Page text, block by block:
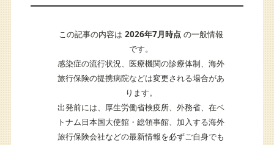
この記事の内容は2026年7月時点 の一般情報
です。
感染症の流行状況、医療機関の診療体制、海外
旅行保険の提携病院などは変更される場合があ
ります。
出発前には、厚生労働省検疫所、外務省、在ベ
トナム日本国大使館・総領事館、加入する海外
旅行保険会社などの最新情報を必ずご自身でも